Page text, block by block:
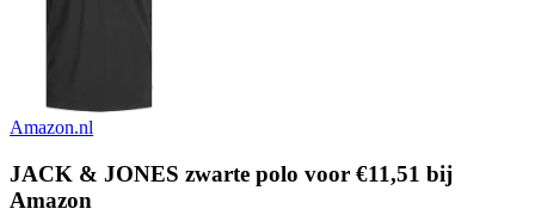
Amazon.nl
JACK & JONES zwarte polo voor €11,51 bij
Amazon